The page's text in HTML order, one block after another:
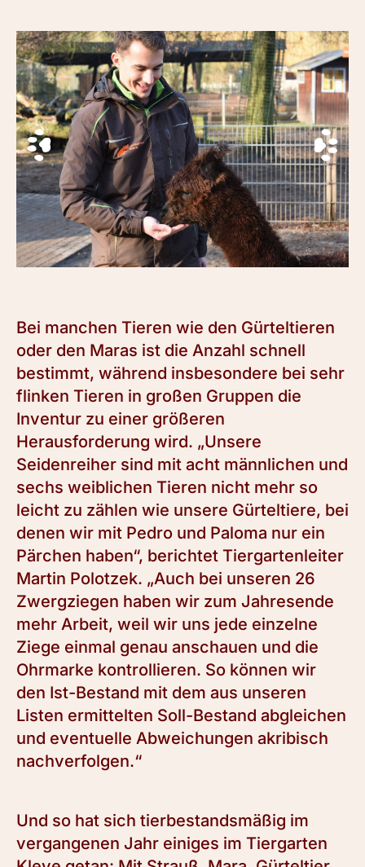
Bei manchen Tieren wie den Gürteltieren
oder den Maras ist die Anzahl schnell
bestimmt, während insbesondere bei sehr
flinken Tieren in großen Gruppen die
Inventur zu einer größeren
Herausforderung wird. „Unsere
Seidenreiher sind mit acht männlichen und
sechs weiblichen Tieren nicht mehr so
leicht zu zählen wie unsere Gürteltiere, bei
denen wir mit Pedro und Paloma nur ein
Pärchen haben“, berichtet Tiergartenleiter
Martin Polotzek. „Auch bei unseren 26
Zwergziegen haben wir zum Jahresende
mehr Arbeit, weil wir uns jede einzelne
Ziege einmal genau anschauen und die
Ohrmarke kontrollieren. So können wir
den Ist-Bestand mit dem aus unseren
Listen ermittelten Soll-Bestand abgleichen
und eventuelle Abweichungen akribisch
nachverfolgen.“
Und so hat sich tierbestandsmäßig im
vergangenen Jahr einiges im Tiergarten